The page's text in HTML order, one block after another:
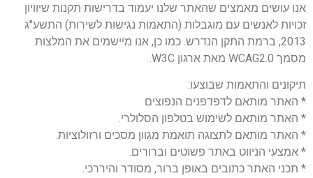
אנו עושים מאמצים שהאתר שלנו יעמוד בדרישות תקנות שיוויון
זכויות לאנשים עם מוגבלות (התאמות נגישות לשירות) התשע"ג
2013, ברמת התקן הנדרש. כמו כן, אנו מיישמים את המלצות
מסמך WCAG2.0 מאת ארגון W3C.
תיקונים והתאמות שבוצעו:
* האתר מותאם לדפדפנים הנפוצים
* האתר מותאם לשימוש בטלפון הסלולרי.
* האתר מותאם לתצוגה תואמת מגוון מסכים ורזולוציות.
* אמצעי הניווט באתר פשוטים וברורים.
* תכני האתר כתובים באופן ברור, מסודר והיררכי.